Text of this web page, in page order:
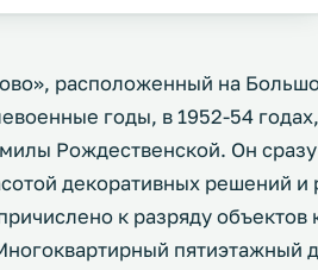
расположенный на
годы, в 1952-54
Рождественской. Он
декоративных решений и
к разряду объектов
пятиэтажный